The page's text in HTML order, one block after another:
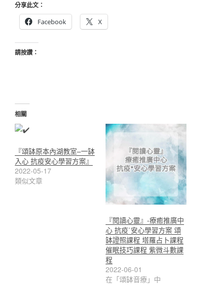
分享此文：
Facebook
X
請按讚：
相關
『頌缽原本內湖教室–一缽
入心 抗疫安心學習方案』
2022-05-17
類似文章
『閱讀心靈』-療癒推廣中
心 抗疫˙安心學習方案 頌
缽證照課程 塔羅占卜課程
催眠技巧課程 紫微斗數課
程
2022-06-01
在「頌缽音療」中